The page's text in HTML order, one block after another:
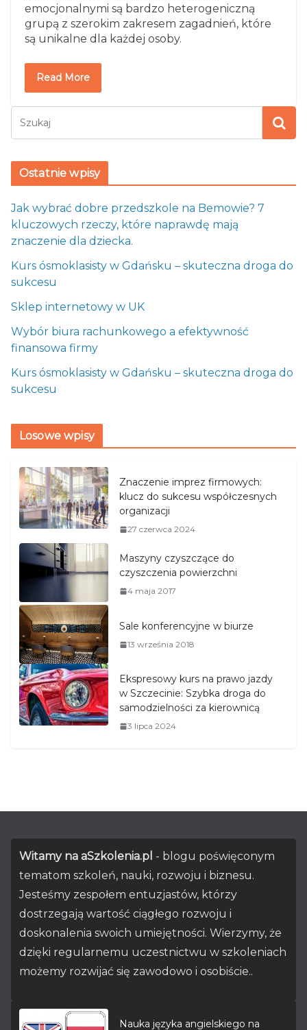
emocjonalnymi są bardzo heterogeniczną
grupą z szerokim zakresem zagadnień, które
są unikalne dla każdej osoby.
Read More
Ostatnie wpisy
Jak wybrać dobre przedszkole na Bemowie? 7
kluczowych rzeczy, które naprawdę mają
znaczenie dla dziecka.
Kurs ósmoklasisty w Gdańsku – skuteczna droga do
sukcesu
Sklep internetowy w UK
Wybór biura rachunkowego a efektywność
finansowa firmy
Kurs ósmoklasisty w Gdańsku – skuteczna droga do
sukcesu
Losowe wpisy
Znaczenie imprez firmowych:
klucz do sukcesu współczesnych
organizacji
27 czerwca 2024
Maszyny czyszczące do
czyszczenia powierzchni
4 maja 2017
Sale konferencyjne w biurze
13 września 2018
Ekspresowy kurs na prawo jazdy
w Szczecinie: Szybka droga do
samodzielności za kierownicą
3 lipca 2024
Witamy na aSzkolenia.pl - blogu poświęconym
tematom szkoleń, nauki, rozwoju i biznesu.
Jesteśmy zespołem entuzjastów, którzy
dostrzegają wartość ciągłego rozwoju i
doskonalenia swoich umiejętności. Wierzymy, że
dzięki regularnemu uczestnictwu w szkoleniach
możemy rozwijać się zawodowo i osobiście..
Nauka języka angielskiego na